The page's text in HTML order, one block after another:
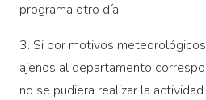
programa otro día.
3. Si por motivos
ajenos al departamento
no se pudiera realizar la